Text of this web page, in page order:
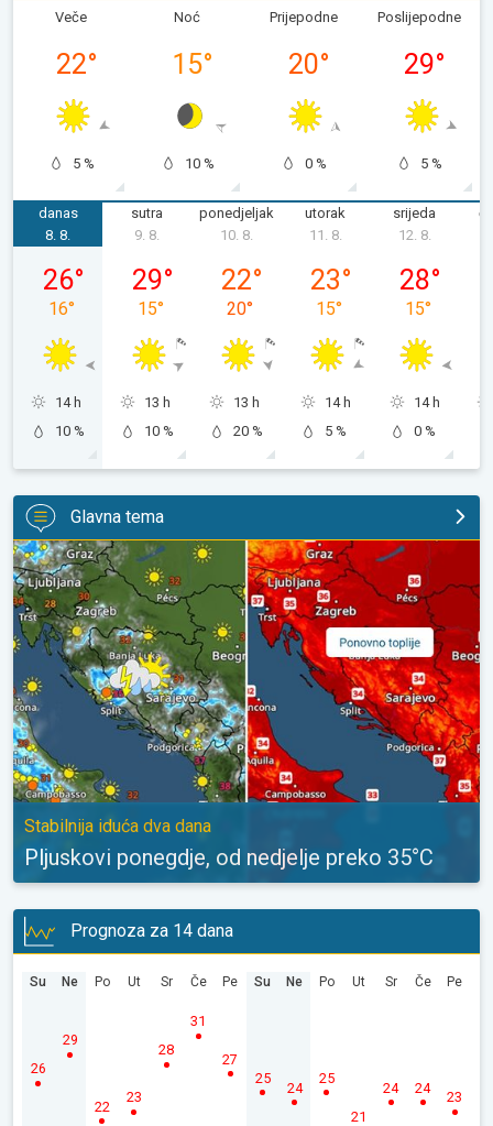
Veče
22°
5 %
Noć
15°
10 %
Prijepodne
20°
0 %
Poslijepodne
29°
5 %
danas
subota, 08. 08.
8. 8.
26°
16°
14 h
10 %
sutra
9. 8.
29°
15°
13 h
10 %
ponedjeljak
10. 8.
22°
20°
13 h
20 %
utorak
11. 8.
23°
15°
14 h
5 %
srijeda
12. 8.
28°
15°
14 h
0 %
Glavna tema
Pljuskovi ponegdje, od nedjelje preko 35°C. Stabilnija iduća
Stabilnija iduća dva dana
Pljuskovi ponegdje, od nedjelje preko 35°C
Prognoza za 14 dana
Su
26
Ne
29
Po
22
Ut
23
Sr
28
Če
31
Pe
27
Su
25
Ne
24
Po
25
Ut
21
Sr
24
Če
24
Pe
23